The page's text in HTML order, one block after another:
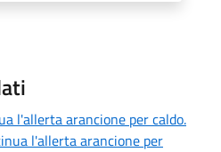
l'allerta arancione per caldo.
l'allerta arancione per